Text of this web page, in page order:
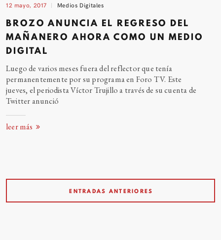
12 mayo, 2017 Medios Digitales
BROZO ANUNCIA EL REGRESO DEL
MAÑANERO AHORA COMO UN MEDIO
DIGITAL
Luego de varios meses fuera del reflector que tenía
permanentemente por su programa en Foro TV. Este
jueves, el periodista Víctor Trujillo a través de su cuenta de
Twitter anunció
leer más
ENTRADAS ANTERIORES